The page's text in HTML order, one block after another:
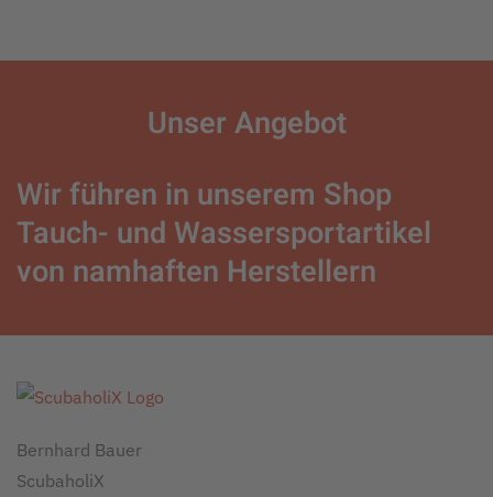
Unser Angebot
Wir führen in unserem Shop
Tauch- und Wassersportartikel
von namhaften Herstellern
Bernhard Bauer
ScubaholiX